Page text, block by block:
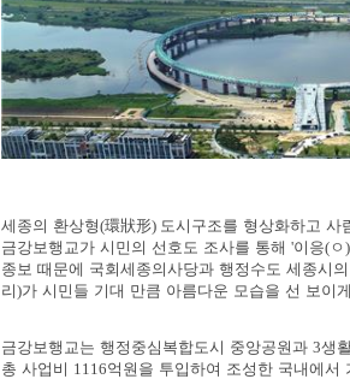
세종의 환상형(環狀形) 도시구조를 형상화하고 사
금강보행교가 시민의 선호도 조사를 통해 '이응( ㅇ)
종보 때문에 국회세종의사당과 행정수도 세종시
리)가 시민들 기대 만큼 아름다운 모습을 선 보이
금강보행교는 행정중심복합도시 중앙공원과 3생
총 사업비 1116억원을 투입하여 조성한 국내에서